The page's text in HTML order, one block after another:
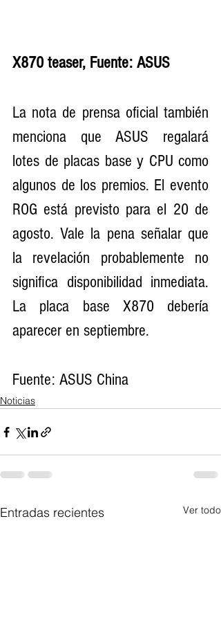
X870 teaser, Fuente: ASUS
La nota de prensa oficial también
menciona que ASUS regalará
lotes de placas base y CPU como
algunos de los premios. El evento
ROG está previsto para el 20 de
agosto. Vale la pena señalar que
la revelación probablemente no
significa disponibilidad inmediata.
La placa base X870 debería
aparecer en septiembre.
Fuente: ASUS China
Noticias
Entradas recientes Ver todo